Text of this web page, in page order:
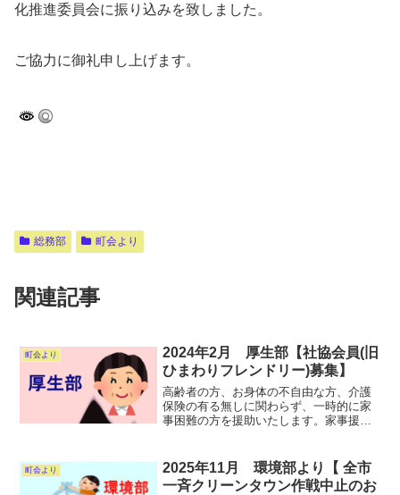
化推進委員会に振り込みを致しました。
ご協力に御礼申し上げます。
総務部 町会より
関連記事
町会より
2024年2月 厚生部【社協会員(旧
ひまわりフレンドリー)募集】
高齢者の方、お身体の不自由な方、介護
保険の有る無しに関わらず、一時的に家
事困難の方を援助いたします。家事援
ンティア活動や市民団体等による地域福
祉活動の助成金などに使用さ...
町会より
2025年11月 環境部より【 全市
一斉クリーンタウン作戦中止のお